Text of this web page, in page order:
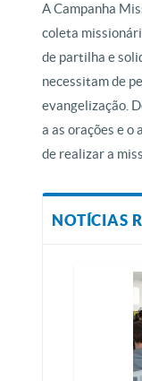
A Campanha
coleta
de partilha e
necessitam de
evangelização.
a as orações e o
de realizar a
NOTÍCIAS